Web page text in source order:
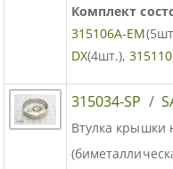
Комплект
315106A-EM
DX(4шт.),
315034-SP /
Втулка крышки